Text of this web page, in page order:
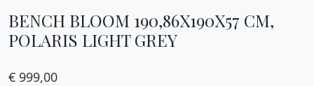
BENCH BLOOM 190,86X190X57 CM,
POLARIS LIGHT GREY
€ 999,00